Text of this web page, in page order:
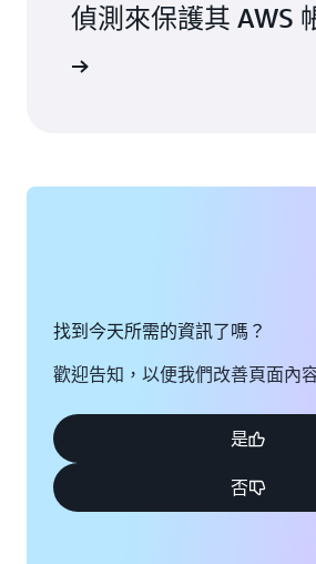
偵測來保護其 AWS
找到今天所需的資訊了嗎？
歡迎告知，以便我們改善頁面內
是
否